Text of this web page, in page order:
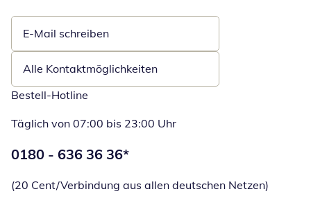
E-Mail schreiben
Öffnet E-Mail-Client
Alle Kontaktmöglichkeiten
Bestell-Hotline
Täglich von 07:00 bis 23:00 Uhr
Telefonnummer:
0180 - 636 36 36*
(20 Cent/Verbindung aus allen deutschen Netzen)